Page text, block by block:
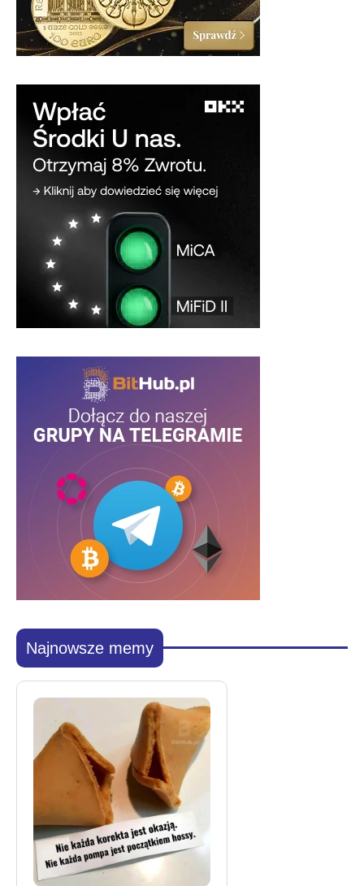
Najnowsze memy